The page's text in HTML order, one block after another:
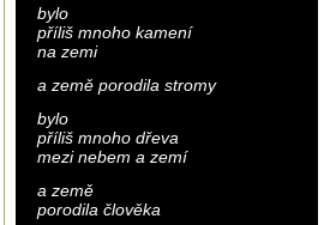
bylo
příliš mnoho kamení
na zemi
a země porodila stromy
bylo
příliš mnoho dřeva
mezi nebem a zemí
a země
porodila člověka